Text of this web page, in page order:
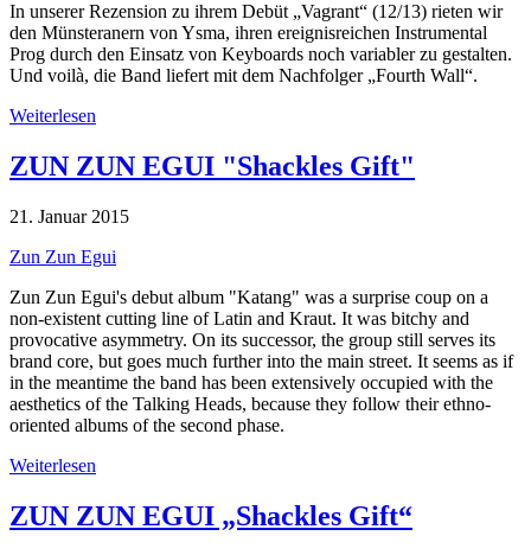
In unserer Rezension zu ihrem Debüt „Vagrant“ (12/13) rieten wir
den Münsteranern von Ysma, ihren ereignisreichen Instrumental
Prog durch den Einsatz von Keyboards noch variabler zu gestalten.
Und voilà, die Band liefert mit dem Nachfolger „Fourth Wall“.
Weiterlesen
ZUN ZUN EGUI "Shackles Gift"
21. Januar 2015
Zun Zun Egui
Zun Zun Egui's debut album "Katang" was a surprise coup on a
non-existent cutting line of Latin and Kraut. It was bitchy and
provocative asymmetry. On its successor, the group still serves its
brand core, but goes much further into the main street. It seems as if
in the meantime the band has been extensively occupied with the
aesthetics of the Talking Heads, because they follow their ethno-
oriented albums of the second phase.
Weiterlesen
ZUN ZUN EGUI „Shackles Gift“